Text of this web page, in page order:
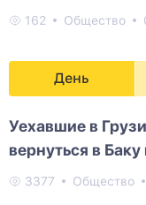
162 Общество
День
Уехавшие в
вернуться в
3377 Общество